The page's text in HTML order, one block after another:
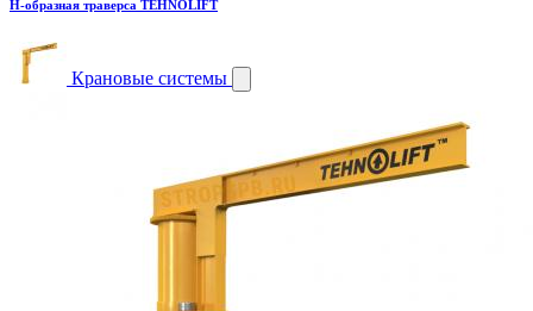
H-образная траверса TEHNOLIFT
Крановые системы